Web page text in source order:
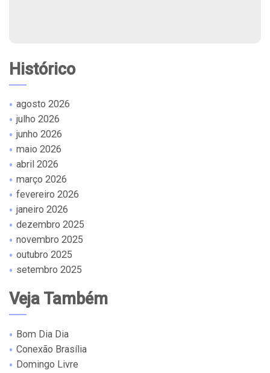
Histórico
agosto 2026
julho 2026
junho 2026
maio 2026
abril 2026
março 2026
fevereiro 2026
janeiro 2026
dezembro 2025
novembro 2025
outubro 2025
setembro 2025
Veja Também
Bom Dia Dia
Conexão Brasília
Domingo Livre